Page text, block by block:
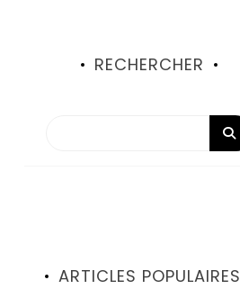
RECHERCHER
ARTICLES POPULAIRES